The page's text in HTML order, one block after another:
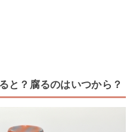
と？腐るのはいつから？